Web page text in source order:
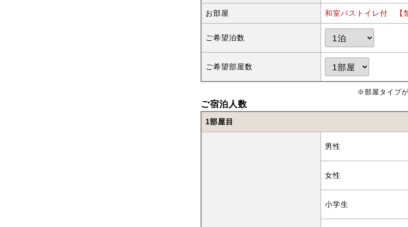
お部屋 和室バストイレ付 【
ご希望泊数
ご希望部屋数
※部屋タイプ
ご宿泊人数
1部屋目
男性
女性
小学生